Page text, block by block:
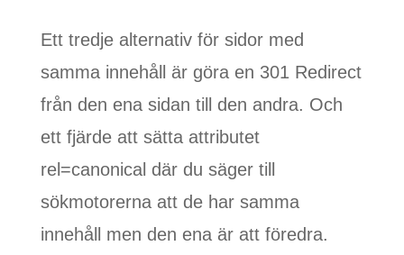
Ett tredje alternativ för sidor med
samma innehåll är göra en 301 Redirect
från den ena sidan till den andra. Och
ett fjärde att sätta attributet
rel=canonical där du säger till
sökmotorerna att de har samma
innehåll men den ena är att föredra.